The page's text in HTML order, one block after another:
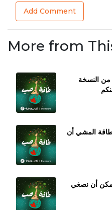
Add Comment
More from
من النسخة
المشي أن
أن نصغي